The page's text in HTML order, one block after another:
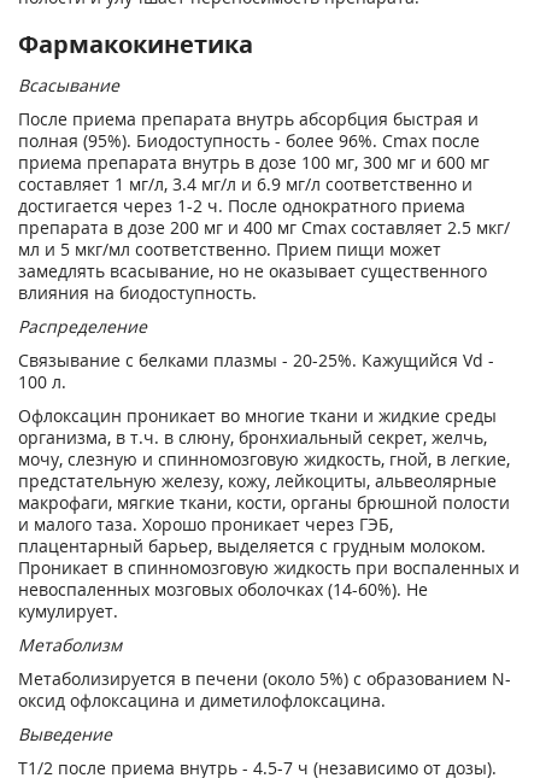
Фармакокинетика
Всасывание
После приема препарата внутрь абсорбция быстрая и
полная (95%). Биодоступность - более 96%. Сmax после
приема препарата внутрь в дозе 100 мг, 300 мг и 600 мг
составляет 1 мг/л, 3.4 мг/л и 6.9 мг/л соответственно и
достигается через 1-2 ч. После однократного приема
препарата в дозе 200 мг и 400 мг Сmax составляет 2.5 мкг/
мл и 5 мкг/мл соответственно. Прием пищи может
замедлять всасывание, но не оказывает существенного
влияния на биодоступность.
Распределение
Связывание с белками плазмы - 20-25%. Кажущийся Vd -
100 л.
Офлоксацин проникает во многие ткани и жидкие среды
организма, в т.ч. в слюну, бронхиальный секрет, желчь,
мочу, слезную и спинномозговую жидкость, гной, в легкие,
предстательную железу, кожу, лейкоциты, альвеолярные
макрофаги, мягкие ткани, кости, органы брюшной полости
и малого таза. Хорошо проникает через ГЭБ,
плацентарный барьер, выделяется с грудным молоком.
Проникает в спинномозговую жидкость при воспаленных и
невоспаленных мозговых оболочках (14-60%). Не
кумулирует.
Метаболизм
Метаболизируется в печени (около 5%) с образованием N-
оксид офлоксацина и диметилофлоксацина.
Выведение
T1/2 после приема внутрь - 4.5-7 ч (независимо от дозы).